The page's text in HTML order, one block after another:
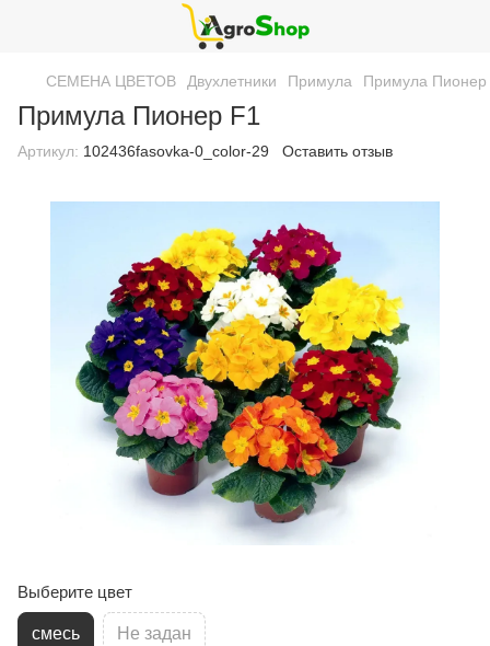
СЕМЕНА ЦВЕТОВ Двухлетники Примула Примула Пионер
Примула Пионер F1
Артикул: 102436fasovka-0_color-29 Оставить отзыв
Выберите цвет
смесь Не задан